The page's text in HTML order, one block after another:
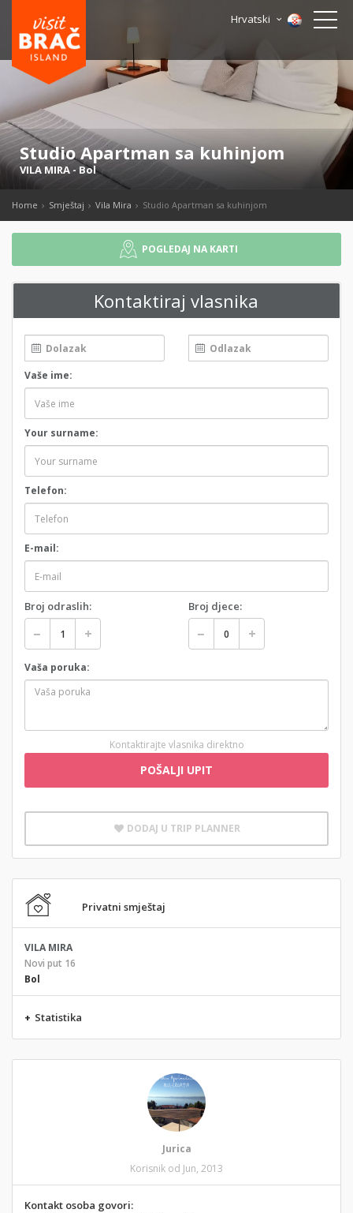
Hrvatski
Studio Apartman sa kuhinjom
VILA MIRA - Bol
Home Smještaj Vila Mira Studio Apartman sa kuhinjom
POGLEDAJ NA KARTI
Kontaktiraj vlasnika
Vaše ime:
Your surname:
Telefon:
E-mail:
Broj odraslih: Broj djece:
Vaša poruka:
Kontaktirajte vlasnika direktno
POŠALJI UPIT
DODAJ U TRIP PLANNER
Privatni smještaj
VILA MIRA
Novi put 16
Bol
+ Statistika
Jurica
Korisnik od Jun, 2013
Kontakt osoba govori: